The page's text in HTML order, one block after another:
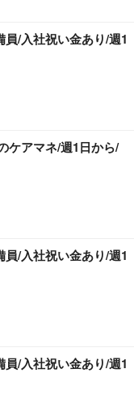
/入社祝い金あり/週1
ケアマネ/週1日から/
/入社祝い金あり/週1
/入社祝い金あり/週1